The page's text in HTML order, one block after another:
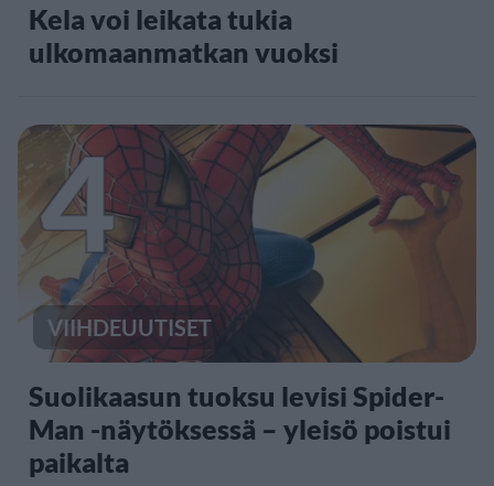
Kela voi leikata tukia
ulkomaanmatkan vuoksi
4
VIIHDEUUTISET
Suolikaasun tuoksu levisi Spider-
Man -näytöksessä – yleisö poistui
paikalta